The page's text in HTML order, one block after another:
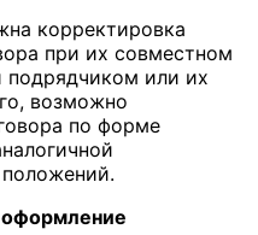
корректировка
при их совместном
подрядчиком или их
возможно
по форме
оформление